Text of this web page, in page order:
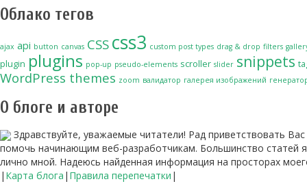
Облако тегов
ajax api button canvas CSS css3 custom post types drag & drop filters
plugin plugins pop-up pseudo-elements scroller slider snippets
WordPress themes zoom валидатор галерея изображений
О блоге и авторе
Здравствуйте, уважаемые читатели! Рад приветствовать
помочь начинающим веб-разработчикам. Большинство статей
лично мной. Надеюсь найденная информация на просторах
| Карта блога | Правила перепечатки |